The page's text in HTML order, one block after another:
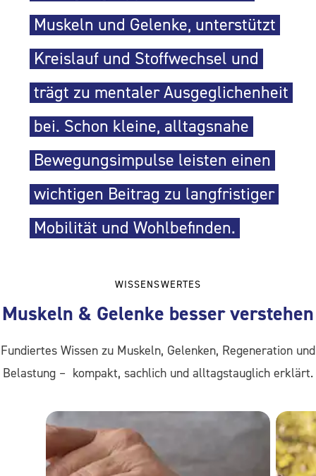
Muskeln und Gelenke, unterstützt
Kreislauf und Stoffwechsel und
trägt zu mentaler Ausgeglichenheit
bei. Schon kleine, alltagsnahe
Bewegungsimpulse leisten einen
wichtigen Beitrag zu langfristiger
Mobilität und Wohlbefinden.
WISSENSWERTES
Muskeln & Gelenke besser verstehen
Fundiertes Wissen zu Muskeln, Gelenken, Regeneration und
Belastung – kompakt, sachlich und alltagstauglich erklärt.